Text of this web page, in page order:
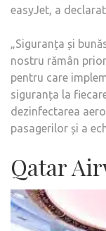
easyJet, a
„Siguranța și
nostru rămân
pentru care
siguranța la
dezinfectarea
pasagerilor și a
Qatar